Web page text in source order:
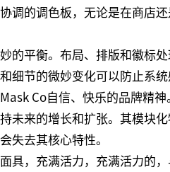
调的调色板，无论是在商店
的平衡。布局、排版和徽标
细节的微妙变化可以防止系
Co自信、快乐的品牌精神。
未来的增长和扩张。其模块
失去其核心特性。
具，充满活力，充满活力的